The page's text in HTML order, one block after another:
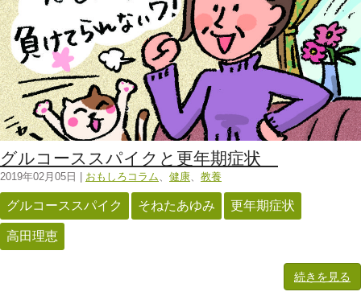
グルコーススパイクと更年期症状
2019年02月05日 おもしろコラム、 健康、 教養
グルコーススパイク そねたあゆみ 更年期症状
高田理恵
続きを見る